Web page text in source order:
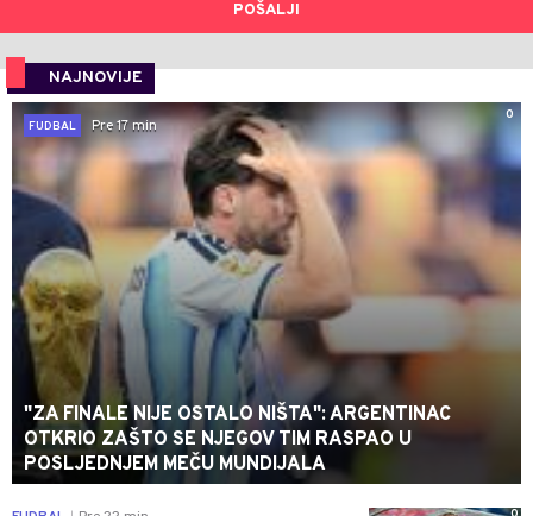
POŠALJI
NAJNOVIJE
0
FUDBAL
Pre 17 min
"ZA FINALE NIJE OSTALO NIŠTA": ARGENTINAC
OTKRIO ZAŠTO SE NJEGOV TIM RASPAO U
POSLJEDNJEM MEČU MUNDIJALA